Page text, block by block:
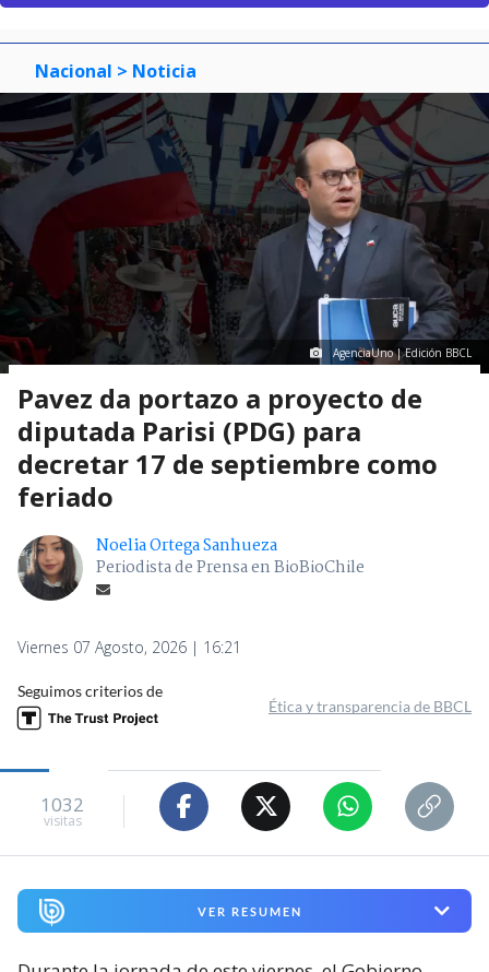
Nacional > Noticia
AgenciaUno | Edición BBCL
Pavez da portazo a proyecto de
diputada Parisi (PDG) para
decretar 17 de septiembre como
feriado
Noelia Ortega Sanhueza
Periodista de Prensa en BioBioChile
Viernes 07 Agosto, 2026 | 16:21
Seguimos criterios de
Ética y transparencia de BBCL
1032
visitas
VER RESUMEN